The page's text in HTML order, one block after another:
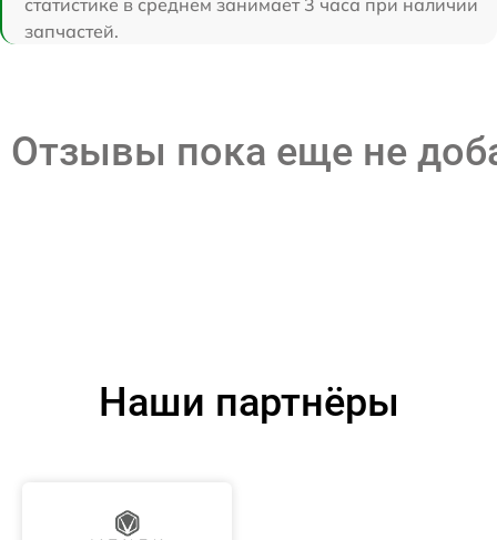
запчастей.
Отзывы пока еще не
Наши партнёры